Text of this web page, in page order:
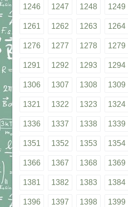
1246 1247 1248 1249
1261 1262 1263 1264
1276 1277 1278 1279
1291 1292 1293 1294
1306 1307 1308 1309
1321 1322 1323 1324
1336 1337 1338 1339
1351 1352 1353 1354
1366 1367 1368 1369
1381 1382 1383 1384
1396 1397 1398 1399